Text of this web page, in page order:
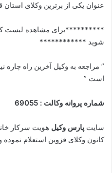
عنوان یکی از برترین وکلای
**********برای مشاهده لیست
شوید ************
” مراجعه به وکیل آخرین راه چاره
است ”
شماره پروانه وکالت : 69055
سایت پارس وکیل هویت سرکار
کانون وکلای قزوین استعلام